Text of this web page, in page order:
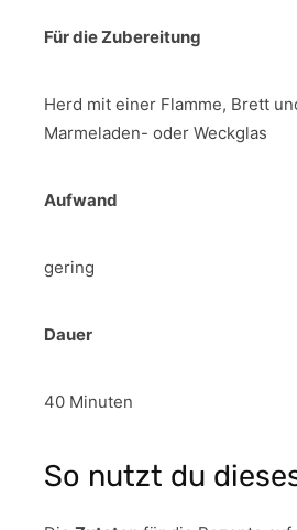
Für die Zubereitung
Herd mit einer Flamme, Brett
Marmeladen- oder Weckglas
Aufwand
gering
Dauer
40 Minuten
So nutzt du